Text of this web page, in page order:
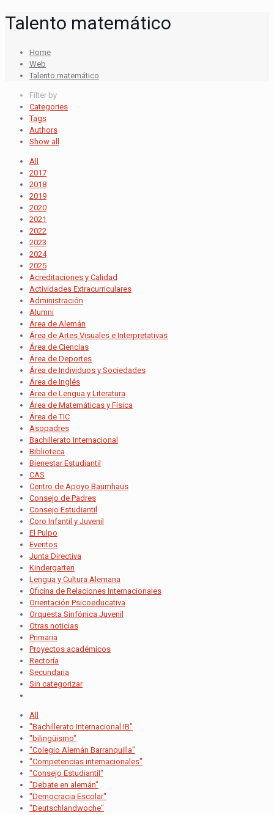
Talento matemático
Home
Web
Talento matemático
Filter by
Categories
Tags
Authors
Show all
All
2017
2018
2019
2020
2021
2022
2023
2024
2025
Acreditaciones y Calidad
Actividades Extracurriculares
Administración
Alumni
Área de Alemán
Área de Artes Visuales e Interpretativas
Área de Ciencias
Área de Deportes
Área de Individuos y Sociedades
Área de Inglés
Área de Lengua y Literatura
Área de Matemáticas y Física
Área de TIC
Asopadres
Bachillerato Internacional
Biblioteca
Bienestar Estudiantil
CAS
Centro de Apoyo Baumhaus
Consejo de Padres
Consejo Estudiantil
Coro Infantil y Juvenil
El Pulpo
Eventos
Junta Directiva
Kindergarten
Lengua y Cultura Alemana
Oficina de Relaciones Internacionales
Orientación Psicoeducativa
Orquesta Sinfónica Juvenil
Otras noticias
Primaria
Proyectos académicos
Rectoría
Secundaria
Sin categorizar
All
"Bachillerato Internacional IB"
"bilingüismo"
"Colegio Alemán Barranquilla"
"Competencias internacionales"
"Consejo Estudiantil"
"Debate en alemán"
"Democracia Escolar"
"Deutschlandwoche"